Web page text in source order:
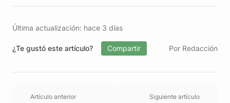
Última actualización: hace 3 días
¿Te gustó este artículo? Compartir Por Redacción
Artículo anterior Siguiente artículo